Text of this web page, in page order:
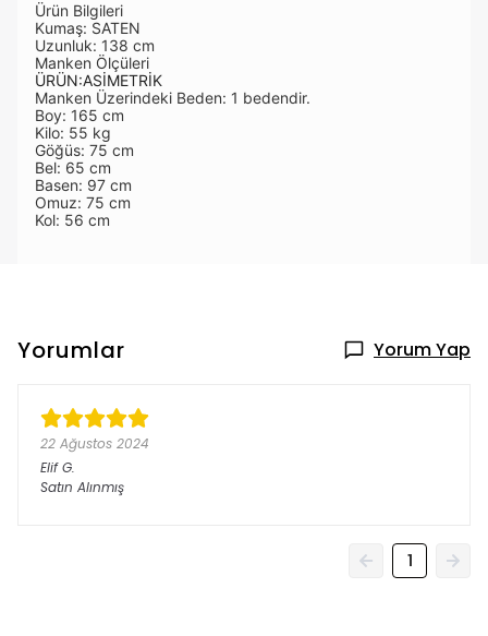
Ürün Bilgileri
Kumaş: SATEN
Uzunluk: 138 cm
Manken Ölçüleri
ÜRÜN:ASİMETRİK
Manken Üzerindeki Beden: 1 bedendir.
Boy: 165 cm
Kilo: 55 kg
Göğüs: 75 cm
Bel: 65 cm
Basen: 97 cm
Omuz: 75 cm
Kol: 56 cm
Yorumlar Yorum Yap
22 Ağustos 2024
Elif G.
Satın Alınmış
1